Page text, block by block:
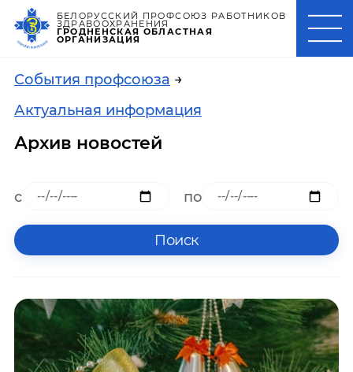
БЕЛОРУССКИЙ ПРОФСОЮЗ РАБОТНИКОВ
ЗДРАВООХРАНЕНИЯ
ГРОДНЕНСКАЯ ОБЛАСТНАЯ
ОРГАНИЗАЦИЯ
События профсоюза →
Актуальная информация
Архив новостей
с по